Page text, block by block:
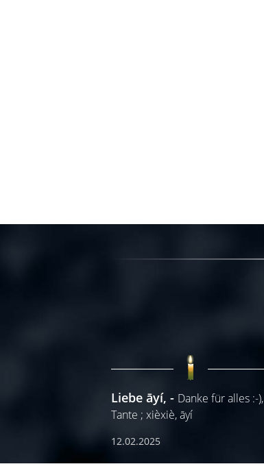
Liebe āyí,
Danke für alles :-),
Tante ; xièxiè, āyí
12.02.2025